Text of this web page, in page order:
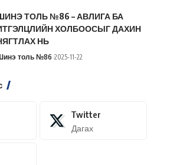
ТОЛЬ №86 – АВЛИГА БА
ХОЛБООСЫГ ДАХИН
НЬ
толь №86 2025-11-22
Twitter
Дагах